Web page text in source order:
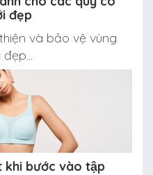
đẹp
và bảo vệ vùng
khi bước vào tập